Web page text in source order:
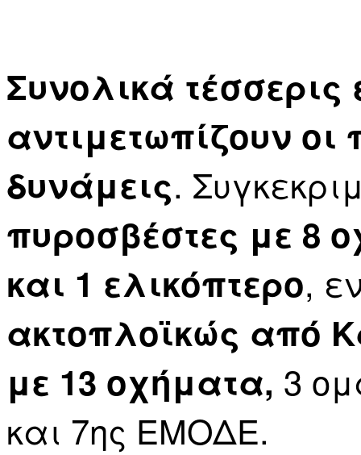
Συνολικά τέσσερις
αντιμετωπίζουν οι
δυνάμεις.
πυροσβέστες με 8
και 1 ελικόπτερο,
ακτοπλοϊκώς από
με 13 οχήματα, 3
και 7ης ΕΜΟΔΕ.